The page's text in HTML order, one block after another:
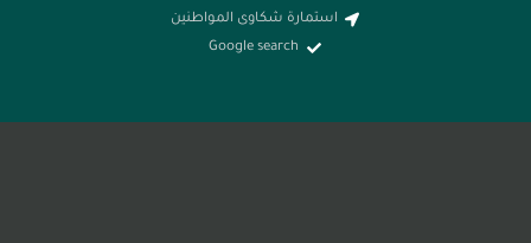
استمارة شكاوى المواطنين
Google search